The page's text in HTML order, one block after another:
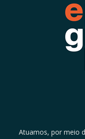
Atuamos, por meio